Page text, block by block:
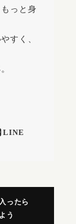
っと身
すく、
LINE
ったら
う